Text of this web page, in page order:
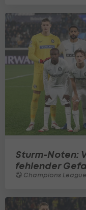
Sturm-Noten:
fehlender
Champions League